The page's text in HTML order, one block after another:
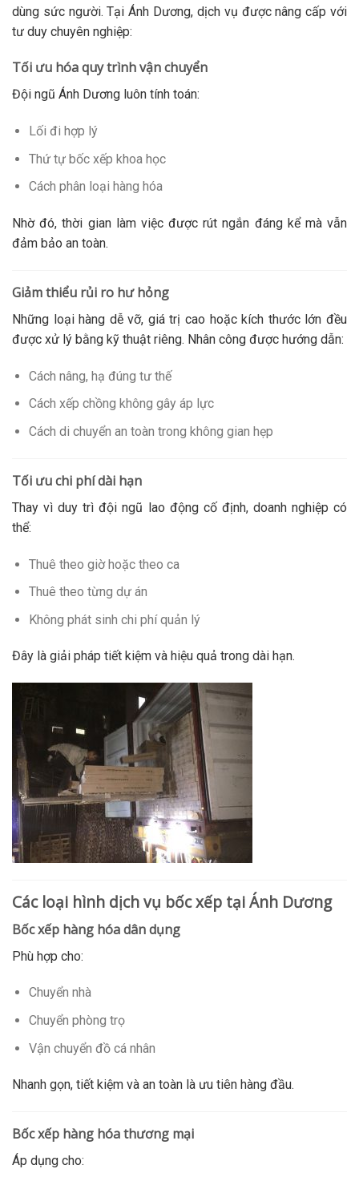
dùng sức người. Tại Ánh Dương, dịch vụ được nâng cấp với
tư duy chuyên nghiệp:
Tối ưu hóa quy trình vận chuyển
Đội ngũ Ánh Dương luôn tính toán:
Lối đi hợp lý
Thứ tự bốc xếp khoa học
Cách phân loại hàng hóa
Nhờ đó, thời gian làm việc được rút ngắn đáng kể mà vẫn
đảm bảo an toàn.
Giảm thiểu rủi ro hư hỏng
Những loại hàng dễ vỡ, giá trị cao hoặc kích thước lớn đều
được xử lý bằng kỹ thuật riêng. Nhân công được hướng dẫn:
Cách nâng, hạ đúng tư thế
Cách xếp chồng không gây áp lực
Cách di chuyển an toàn trong không gian hẹp
Tối ưu chi phí dài hạn
Thay vì duy trì đội ngũ lao động cố định, doanh nghiệp có
thể:
Thuê theo giờ hoặc theo ca
Thuê theo từng dự án
Không phát sinh chi phí quản lý
Đây là giải pháp tiết kiệm và hiệu quả trong dài hạn.
Các loại hình dịch vụ bốc xếp tại Ánh Dương
Bốc xếp hàng hóa dân dụng
Phù hợp cho:
Chuyển nhà
Chuyển phòng trọ
Vận chuyển đồ cá nhân
Nhanh gọn, tiết kiệm và an toàn là ưu tiên hàng đầu.
Bốc xếp hàng hóa thương mại
Áp dụng cho: